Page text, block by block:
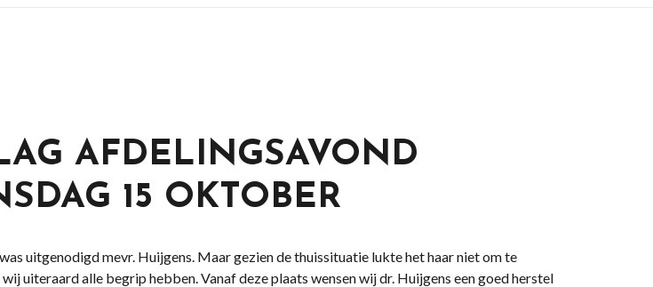
AFDELINGSAVOND
15 OKTOBER
uitgenodigd mevr. Huijgens. Maar gezien de thuissituatie lukte het haar niet om te
uiteraard alle begrip hebben. Vanaf deze plaats wensen wij dr. Huijgens een goed herstel